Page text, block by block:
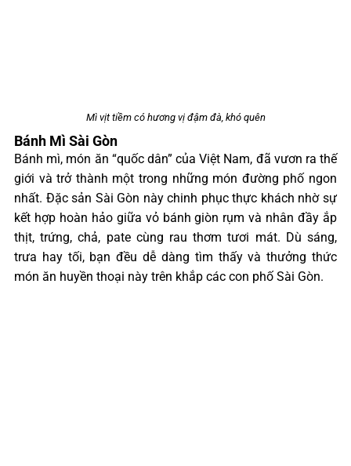
Mì vịt tiềm có hương vị đậm đà, khó quên
Bánh Mì Sài Gòn
Bánh mì, món ăn “quốc dân” của Việt Nam, đã vươn ra thế
giới và trở thành một trong những món đường phố ngon
nhất. Đặc sản Sài Gòn này chinh phục thực khách nhờ sự
kết hợp hoàn hảo giữa vỏ bánh giòn rụm và nhân đầy ắp
thịt, trứng, chả, pate cùng rau thơm tươi mát. Dù sáng,
trưa hay tối, bạn đều dễ dàng tìm thấy và thưởng thức
món ăn huyền thoại này trên khắp các con phố Sài Gòn.